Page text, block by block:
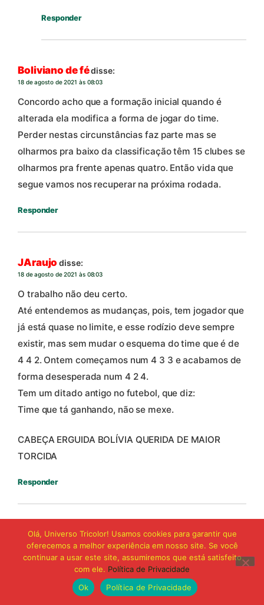
Responder
Boliviano de fédisse:
18 de agosto de 2021 às 08:03
Concordo acho que a formação inicial quando é
alterada ela modifica a forma de jogar do time.
Perder nestas circunstâncias faz parte mas se
olharmos pra baixo da classificação têm 15 clubes se
olharmos pra frente apenas quatro. Então vida que
segue vamos nos recuperar na próxima rodada.
Responder
JAraujo disse:
18 de agosto de 2021 às 08:03
O trabalho não deu certo.
Até entendemos as mudanças, pois, tem jogador que
já está quase no limite, e esse rodízio deve sempre
existir, mas sem mudar o esquema do time que é de
4 4 2. Ontem começamos num 4 3 3 e acabamos de
forma desesperada num 4 2 4.
Tem um ditado antigo no futebol, que diz:
Time que tá ganhando, não se mexe.
CABEÇA ERGUIDA BOLÍVIA QUERIDA DE MAIOR
TORCIDA
Responder
Pedro Desconfiado disse:
18 de agosto de 2021 às 07:30
Podem me chamar de louco mas eu achei que o
Sampaio jogou muito.bem. Criamos muitas
oportunidades, mas tem dia que a bola nao entra. E
Olá, Universo Tricolor! Usamos cookies para garantir que
oferecemos a melhor experiência em nosso site. Se você
continuar a usar este site, assumiremos que está satisfeito
com ele. Política de Privacidade
Ok
Política de Privacidade